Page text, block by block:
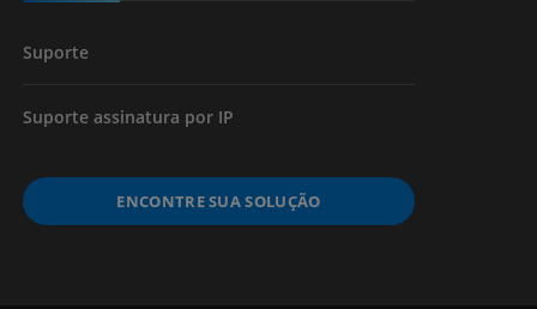
Suporte
Suporte assinatura por IP
ENCONTRE SUA SOLUÇÃO